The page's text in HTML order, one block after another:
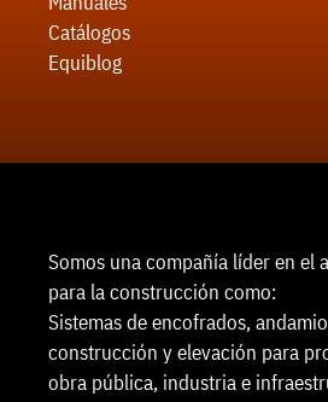
Catálogos
Equiblog
Somos una compañía líder en el
para la construcción como:
Sistemas de encofrados,
construcción y elevación para
obra pública, industria e